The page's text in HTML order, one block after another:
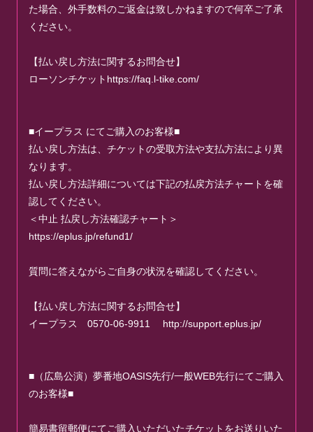
た場合、外手数料のご返金は致しかねますので何卒ご了承
ください。
【払い戻し方法に関するお問合せ】
ローソンチケットhttps://faq.l-tike.com/
■イープラス にてご購入のお客様■
払い戻し方法は、チケットの受取方法や支払方法により異
なります。
払い戻し方法詳細については下記の払戻方法チャートを確
認してください。
＜中止 払戻し方法確認チャート＞
https://eplus.jp/refund1/
質問に答えながらご自身の状況を確認してください。
【払い戻し方法に関するお問合せ】
イープラス 0570-06-9911 http://support.eplus.jp/
■（広島公演）夢番地OASIS先行/一般WEB先行にてご購入
のお客様■
簡易書留郵便にてご購入いただいたチケットをお送りいた